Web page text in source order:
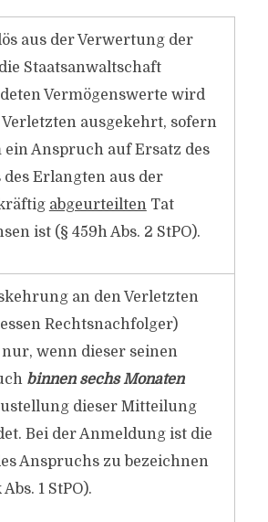
aus der Verwertung der
Staatsanwaltschaft
Vermögenswerte wird
Verletzten ausgekehrt, sofern
ein Anspruch auf Ersatz des
des Erlangten aus der
abgeurteiltenTat
ist (§ 459h Abs. 2 StPO).
an den Verletzten
Rechtsnachfolger)
wenn dieser seinen
binnen sechs Monaten
dieser Mitteilung
Bei der Anmeldung ist die
Anspruchs zu bezeichnen
1 StPO).